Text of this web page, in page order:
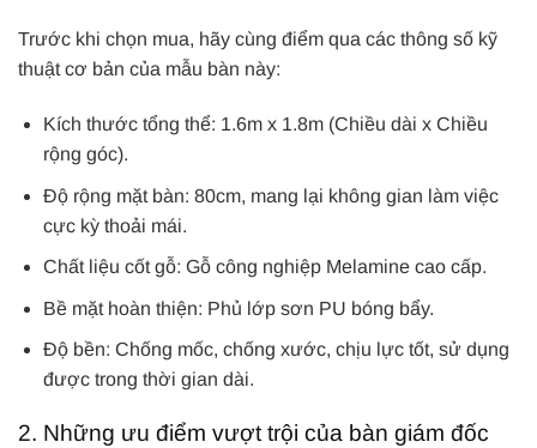
Trước khi chọn mua, hãy cùng điểm qua các thông số kỹ
thuật cơ bản của mẫu bàn này:
Kích thước tổng thể: 1.6m x 1.8m (Chiều dài x Chiều
rộng góc).
Độ rộng mặt bàn: 80cm, mang lại không gian làm việc
cực kỳ thoải mái.
Chất liệu cốt gỗ: Gỗ công nghiệp Melamine cao cấp.
Bề mặt hoàn thiện: Phủ lớp sơn PU bóng bẩy.
Độ bền: Chống mốc, chống xước, chịu lực tốt, sử dụng
được trong thời gian dài.
2. Những ưu điểm vượt trội của bàn giám đốc